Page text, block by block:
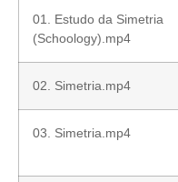
01. Estudo da Simetria
(Schoology).mp4
02. Simetria.mp4
03. Simetria.mp4